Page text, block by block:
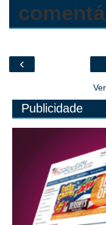
‹
Publicidade